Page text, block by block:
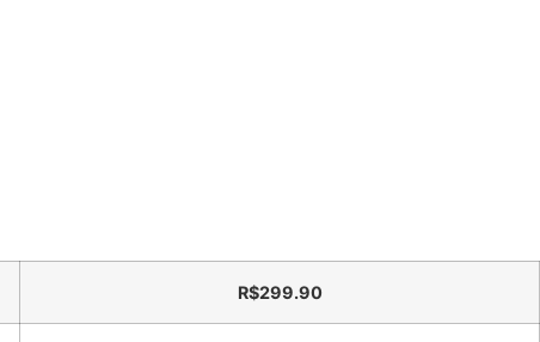
R$299.90